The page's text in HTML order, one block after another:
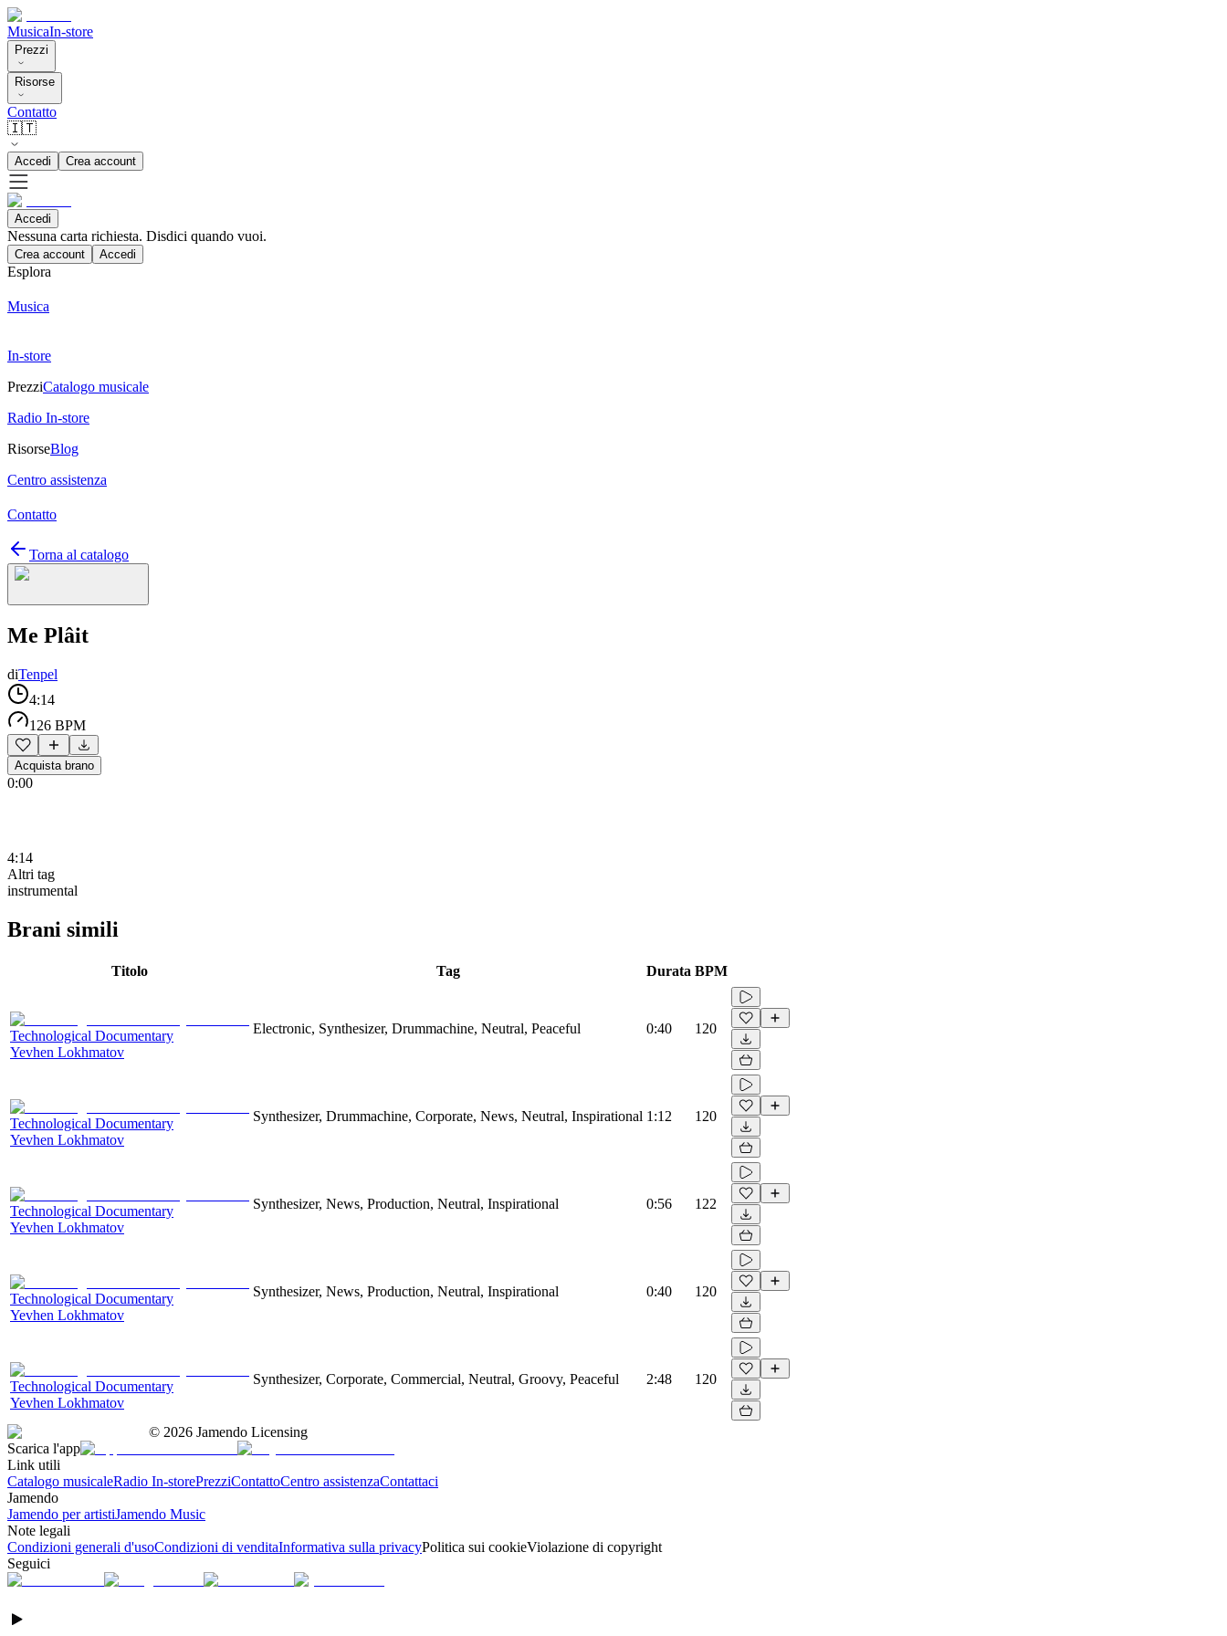
MusicaIn-store
Prezzi
Risorse
Contatto
🇮🇹
Accedi Crea account
Accedi
Nessuna carta richiesta. Disdici quando vuoi.
Crea account Accedi
Esplora
Musica
In-store
PrezziCatalogo musicale
Radio In-store
RisorseBlog
Centro assistenza
Contatto
Torna al catalogo
Me Plâit
diTenpel
4:14
126 BPM
Acquista brano
0:00
4:14
Altri tag
instrumental
Brani simili
Titolo Tag Durata BPM
Technological Documentary
Yevhen Lokhmatov
Electronic, Synthesizer, Drummachine, Neutral, Peaceful 0:40 120
Technological Documentary
Yevhen Lokhmatov
Synthesizer, Drummachine, Corporate, News, Neutral, Inspirational 1:12 120
Technological Documentary
Yevhen Lokhmatov
Synthesizer, News, Production, Neutral, Inspirational 0:56 122
Technological Documentary
Yevhen Lokhmatov
Synthesizer, News, Production, Neutral, Inspirational 0:40 120
Technological Documentary
Yevhen Lokhmatov
Synthesizer, Corporate, Commercial, Neutral, Groovy, Peaceful 2:48 120
© 2026 Jamendo Licensing
Scarica l'app
Link utili
Catalogo musicaleRadio In-storePrezziContattoCentro assistenzaContattaci
Jamendo
Jamendo per artistiJamendo Music
Note legali
Condizioni generali d'usoCondizioni di venditaInformativa sulla privacyPolitica sui cookieViolazione di copyright
Seguici